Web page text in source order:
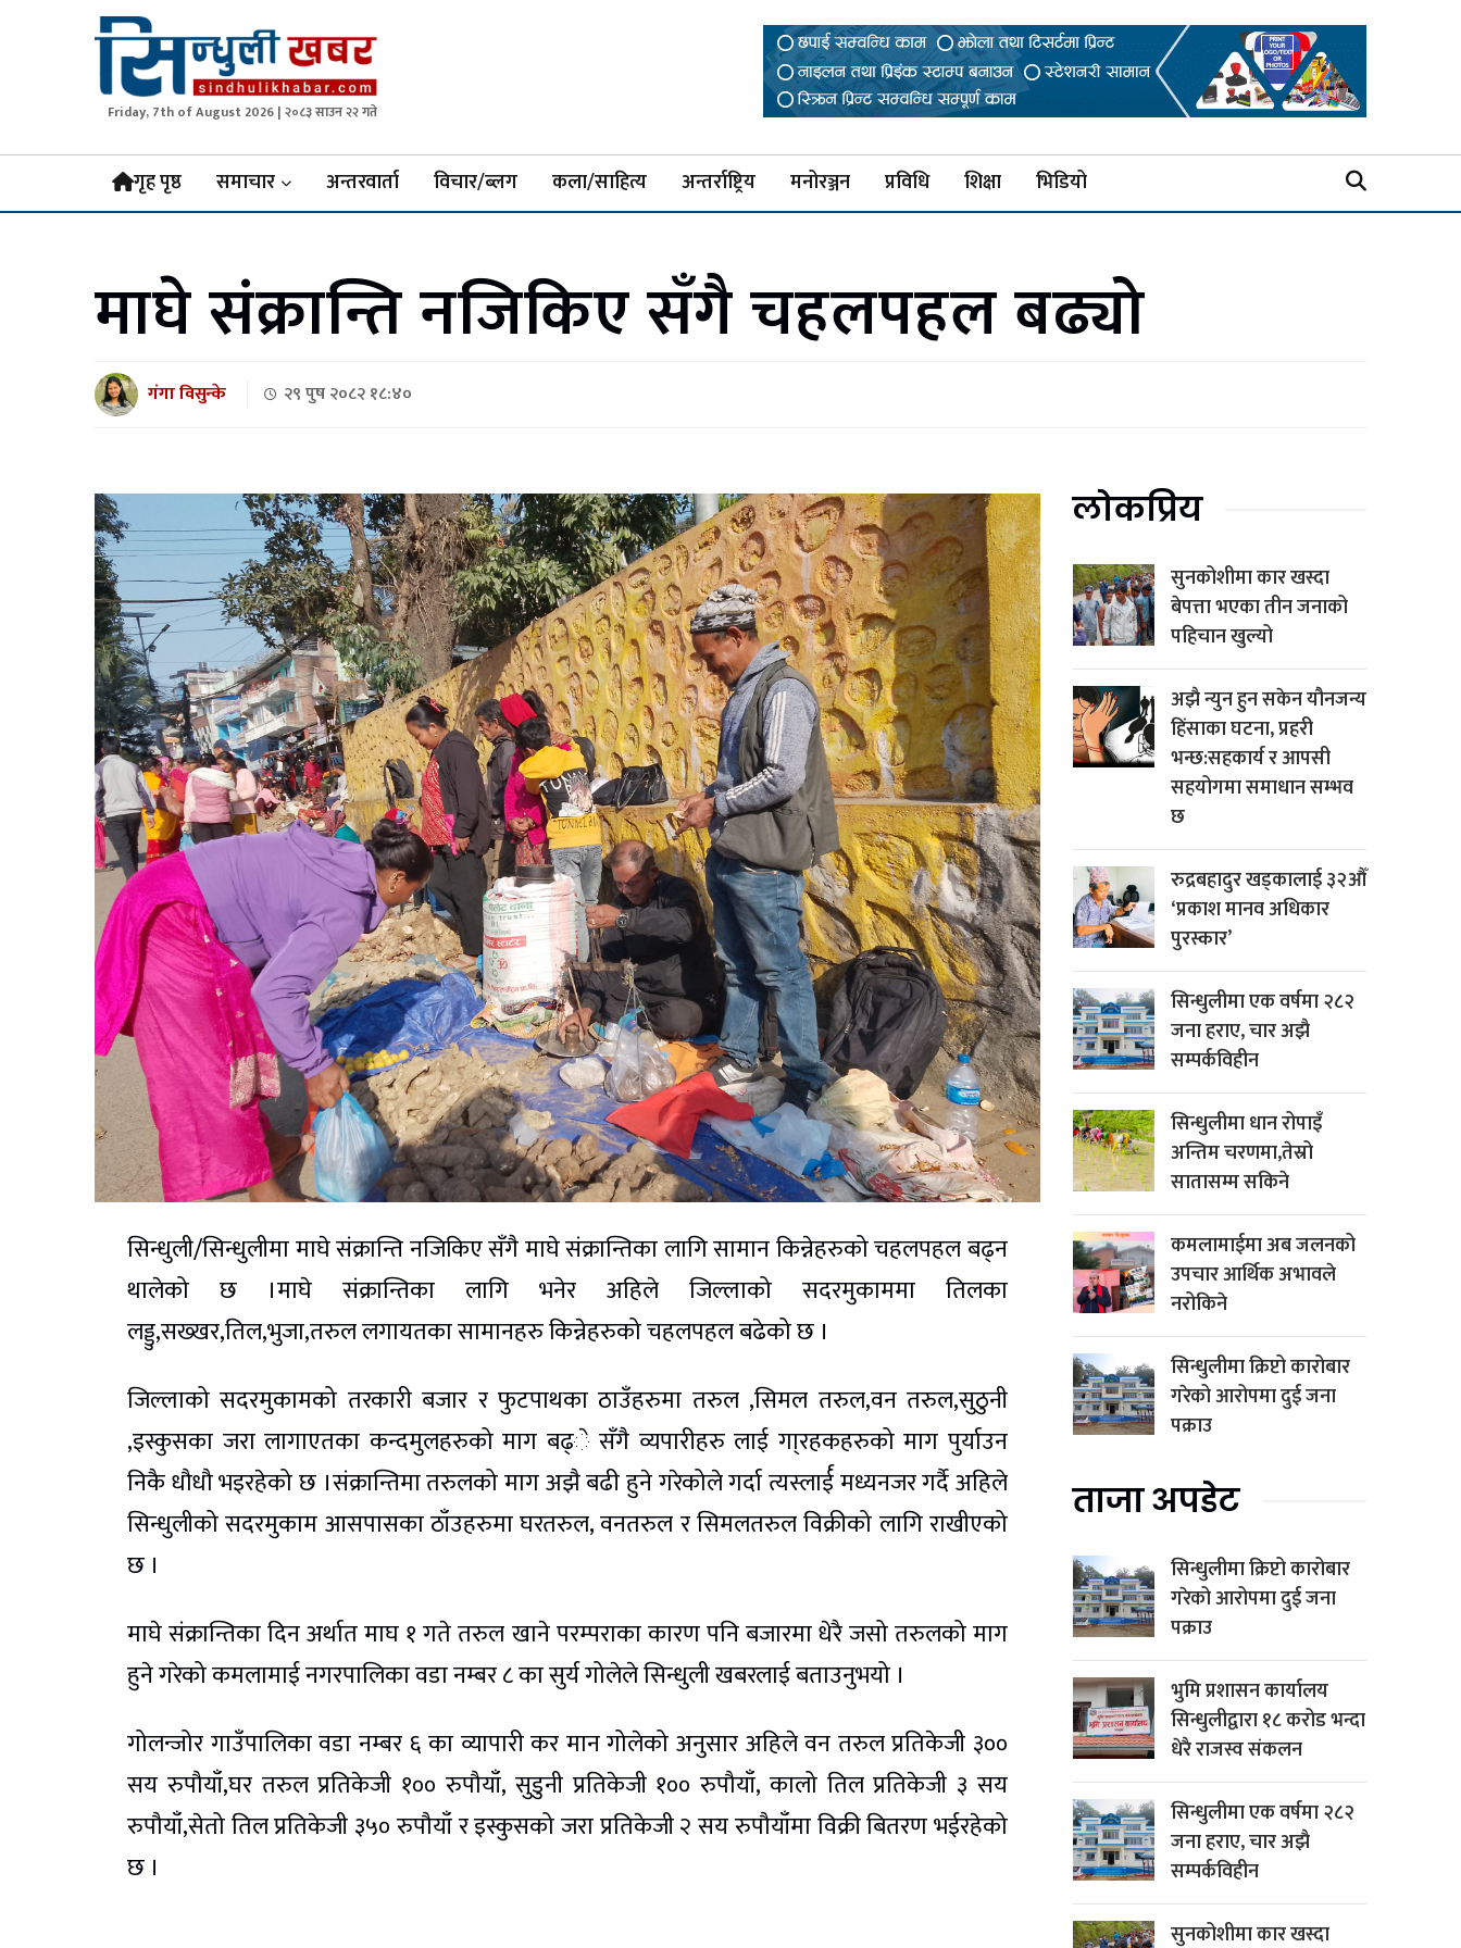
Sindhuli Khabar
News from Sindhuli Nepal
Friday, 7th of August 2026 | २०८३ साउन २२ गते
गृह पृष्ठ समाचार अन्तरवार्ता विचार/ब्लग कला/साहित्य अन्तर्राष्ट्रिय मनोरञ्जन प्रविधि शिक्षा भिडियो
माघे संक्रान्ति नजिकिए सँगै चहलपहल बढ्यो
गंगा विसु‌न्के २९ पुष २०८२ १८:४०
सिन्धुली/सिन्धुलीमा माघे संक्रान्ति नजिकिए सँगै माघे संक्रान्तिका लागि सामान किन्नेहरुको चहलपहल बढ्न
थालेको छ ।माघे संक्रान्तिका लागि भनेर अहिले जिल्लाको सदरमुकाममा तिलका
लड्डु,सख्खर,तिल,भुजा,तरुल लगायतका सामानहरु किन्नेहरुको चहलपहल बढेको छ ।
जिल्लाको सदरमुकामको तरकारी बजार र फुटपाथका ठाउँहरुमा तरुल ,सिमल तरुल,वन तरुल,सुठुनी
,इस्कुसका जरा लागाएतका कन्दमुलहरुको माग बढ्े सँगै व्यपारीहरु लाई गा्रहकहरुको माग पुर्याउन
निकै धौधौ भइरहेको छ ।संक्रान्तिमा तरुलको माग अझै बढी हुने गरेकोले गर्दा त्यस्लार्ई मध्यनजर गर्दै अहिले
सिन्धुलीको सदरमुकाम आसपासका ठाँउहरुमा घरतरुल, वनतरुल र सिमलतरुल विक्रीको लागि राखीएको
छ ।
माघे संक्रान्तिका दिन अर्थात माघ १ गते तरुल खाने परम्पराका कारण पनि बजारमा धेरै जसो तरुलको माग
हुने गरेको कमलामाई नगरपालिका वडा नम्बर ८ का सुर्य गोलेले सिन्धुली खबरलाई बताउनुभयो ।
गोलन्जोर गाउँपालिका वडा नम्बर ६ का व्यापारी कर मान गोलेको अनुसार अहिले वन तरुल प्रतिकेजी ३००
सय रुपौयाँ,घर तरुल प्रतिकेजी १०० रुपौयाँ, सुडुनी प्रतिकेजी १०० रुपौयाँ, कालो तिल प्रतिकेजी ३ सय
रुपौयाँ,सेतो तिल प्रतिकेजी ३५० रुपौयाँ र इस्कुसको जरा प्रतिकेजी २ सय रुपौयाँमा विक्री बितरण भईरहेको
छ ।
लोकप्रिय
सुनकोशीमा कार खस्दा
बेपत्ता भएका तीन जनाको
पहिचान खुल्यो
अझै न्युन हुन सकेन यौनजन्य
हिंसाका घटना, प्रहरी
भन्छ:सहकार्य र आपसी
सहयोगमा समाधान सम्भव
छ
रुद्रबहादुर खड्कालाई ३२औँ
‘प्रकाश मानव अधिकार
पुरस्कार’
सिन्धुलीमा एक वर्षमा २८२
जना हराए, चार अझै
सम्पर्कविहीन
सिन्धुलीमा धान रोपाइँ
अन्तिम चरणमा,तेस्रो
सातासम्म सकिने
कमलामाईमा अब जलनको
उपचार आर्थिक अभावले
नरोकिने
सिन्धुलीमा क्रिप्टो कारोबार
गरेको आरोपमा दुई जना
पक्राउ
ताजा अपडेट
सिन्धुलीमा क्रिप्टो कारोबार
गरेको आरोपमा दुई जना
पक्राउ
भुमि प्रशासन कार्यालय
सिन्धुलीद्वारा १८ करोड भन्दा
धेरै राजस्व संकलन
सिन्धुलीमा एक वर्षमा २८२
जना हराए, चार अझै
सम्पर्कविहीन
सुनकोशीमा कार खस्दा